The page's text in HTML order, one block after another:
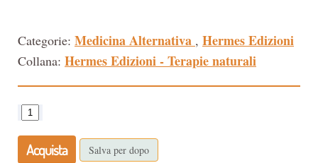
Categorie: Medicina Alternativa , Hermes Edizioni
Collana: Hermes Edizioni - Terapie naturali
Acquista Salva per dopo